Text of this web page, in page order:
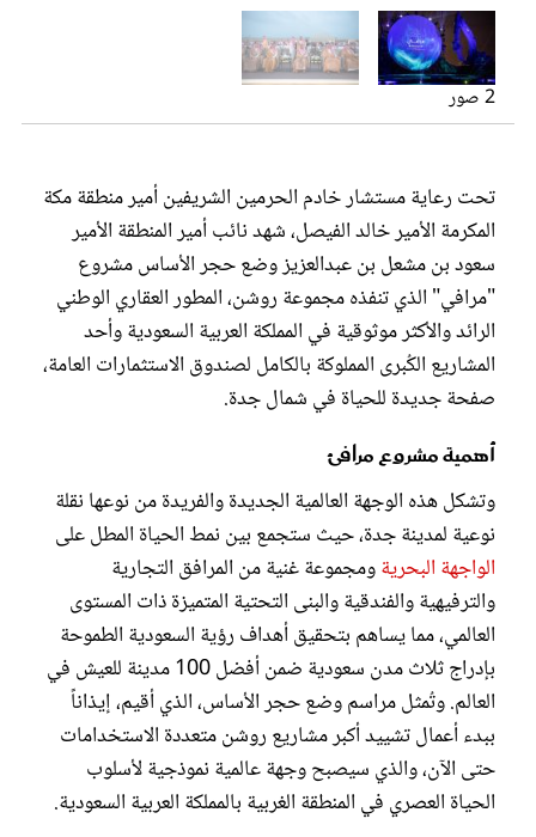
2 صور
تحت رعاية مستشار خادم الحرمين الشريفين أمير منطقة مكة
المكرمة الأمير خالد الفيصل، شهد نائب أمير المنطقة الأمير
سعود بن مشعل بن عبدالعزيز وضع حجر الأساس مشروع
"مرافي" الذي تنفذه مجموعة روشن، المطور العقاري الوطني
الرائد والأكثر موثوقية في المملكة العربية السعودية وأحد
المشاريع الكُبرى المملوكة بالكامل لصندوق الاستثمارات العامة،
صفحة جديدة للحياة في شمال جدة.
أهمية مشروع مرافئ
وتشكل هذه الوجهة العالمية الجديدة والفريدة من نوعها نقلة
نوعية لمدينة جدة، حيث ستجمع بين نمط الحياة المطل على
الواجهة البحريةومجموعة غنية من المرافق التجارية
والترفيهية والفندقية والبنى التحتية المتميزة ذات المستوى
العالمي، مما يساهم بتحقيق أهداف رؤية السعودية الطموحة
بإدراج ثلاث مدن سعودية ضمن أفضل 100 مدينة للعيش في
العالم. وتُمثل مراسم وضع حجر الأساس، الذي أقيم، إيذاناً
ببدء أعمال تشييد أكبر مشاريع روشن متعددة الاستخدامات
حتى الآن، والذي سيصبح وجهة عالمية نموذجية لأسلوب
الحياة العصري في المنطقة الغربية بالمملكة العربية السعودية.
مجلة سيدتي
غلاف رفمي